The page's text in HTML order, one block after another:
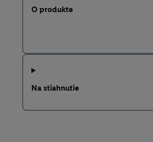
O produkte
Na stiahnutie